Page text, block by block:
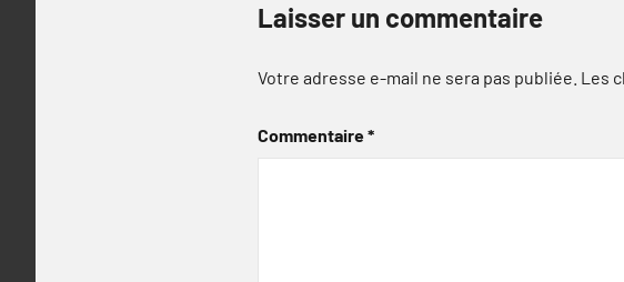
Laisser un commentaire
Votre adresse e-mail ne sera pas publiée. Les
Commentaire*